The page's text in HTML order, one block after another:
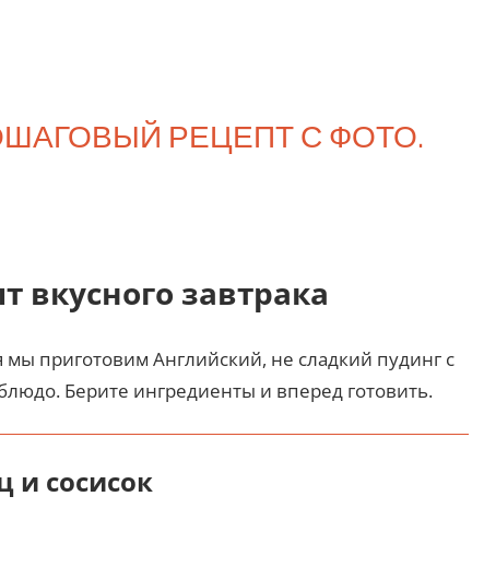
РЕЦЕПТ С ФОТО.
вкусного завтрака
приготовим Английский, не сладкий пудинг с
Берите ингредиенты и вперед готовить.
и сосисок